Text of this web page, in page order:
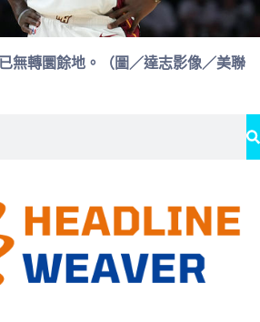
無轉圜餘地。（圖／達志影像／美聯